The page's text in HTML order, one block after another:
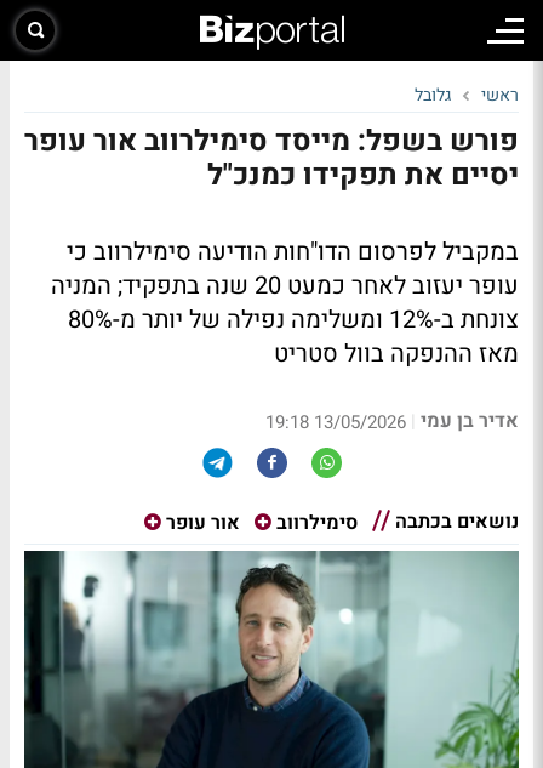
ראשי גלובל
פורש בשפל: מייסד סימילרווב אור עופר
יסיים את תפקידו כמנכ"ל
במקביל לפרסום הדו"חות הודיעה סימילרווב כי
עופר יעזוב לאחר כמעט 20 שנה בתפקיד; המניה
צונחת ב-12% ומשלימה נפילה של יותר מ-80%
מאז ההנפקה בוול סטריט
אדיר בן עמי |
13/05/2026 19:18
נושאים בכתבה סימילרווב אור עופר